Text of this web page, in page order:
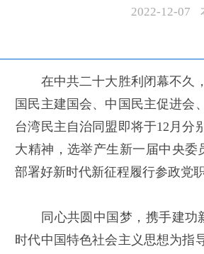
2022-12-07
在中共二十大胜利闭幕不久，
国民主建国会、中国民主促进会
台湾民主自治同盟即将于12月分
大精神，选举产生新一届中央
部署好新时代新征程履行参政党
同心共圆中国梦，携手建功
时代中国特色社会主义思想为指